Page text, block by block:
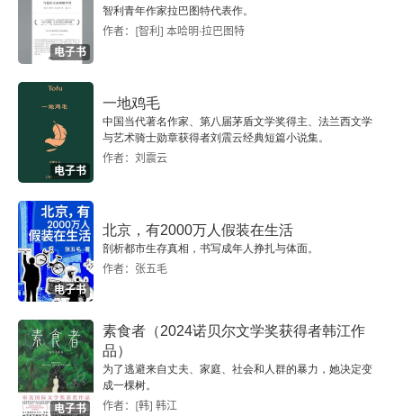
电子书
智利青年作家拉巴图特代表作。
作者：[智利] 本哈明·拉巴图特
电子书
一地鸡毛
中国当代著名作家、第八届茅盾文学奖得主、法兰西文学
与艺术骑士勋章获得者刘震云经典短篇小说集。
作者：刘震云
电子书
北京，有2000万人假装在生活
剖析都市生存真相，书写成年人挣扎与体面。
作者：张五毛
电子书
素食者（2024诺贝尔文学奖获得者韩江作
品）
为了逃避来自丈夫、家庭、社会和人群的暴力，她决定变
成一棵树。
作者：[韩] 韩江